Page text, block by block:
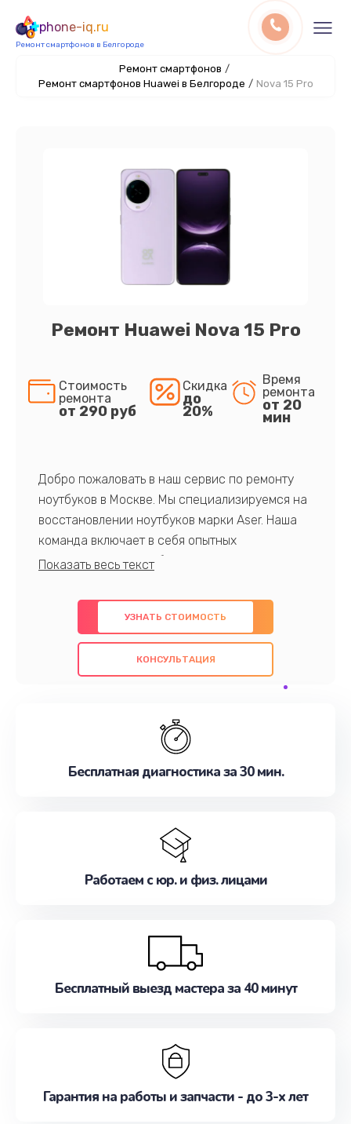
phone-iq.ru
Ремонт смартфонов в Белгороде
Ремонт смартфонов /
Ремонт смартфонов Huawei в Белгороде / Nova 15 Pro
Ремонт Huawei Nova 15 Pro
Стоимость
ремонта
от 290 руб
Скидка
до
20%
Время
ремонта
от 20
мин
Добро пожаловать в наш сервис по ремонту
ноутбуков в Москве. Мы специализируемся на
восстановлении ноутбуков марки Aser. Наша
команда включает в себя опытных
профессионалов с обширными знаниями и
предлагаем быстрый и качественный ремонт с
использованием оригинальных компонентов, а
также гарантируем качество всех
проведенных работ. Наша цель - предоставить
наилучшим образом. Не медлите записаться на
УЗНАТЬ СТОИМОСТЬ
КОНСУЛЬТАЦИЯ
Бесплатная диагностика за 30 мин.
Работаем с юр. и физ. лицами
Бесплатный выезд мастера за 40 минут
Гарантия на работы и запчасти - до 3-х лет